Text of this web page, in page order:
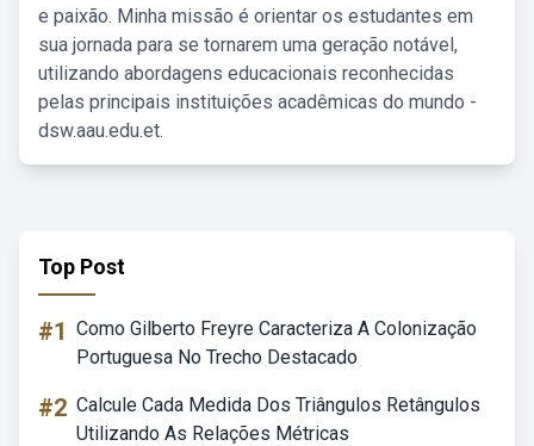
e paixão. Minha missão é orientar os estudantes em
sua jornada para se tornarem uma geração notável,
utilizando abordagens educacionais reconhecidas
pelas principais instituições acadêmicas do mundo -
dsw.aau.edu.et.
Top Post
#1 Como Gilberto Freyre Caracteriza A Colonização
Portuguesa No Trecho Destacado
#2 Calcule Cada Medida Dos Triângulos Retângulos
Utilizando As Relações Métricas